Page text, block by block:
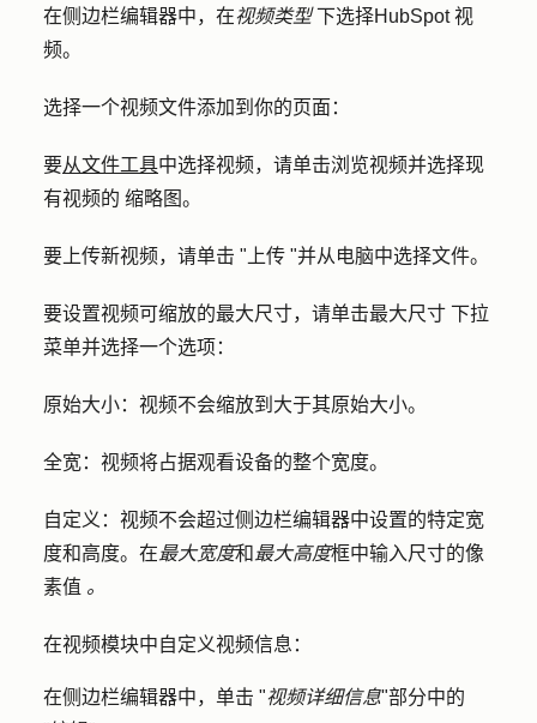
在侧边栏编辑器中，在视频类型下选择HubSpot 视
频。
选择一个视频文件添加到你的页面：
要从文件工具中选择视频，请单击浏览视频并选择现
有视频的 缩略图。
要上传新视频，请单击 " 上传 "并从电脑中选择文件。
要设置视频可缩放的最大尺寸，请单击最大尺寸 下拉
菜单并选择一个选项 ：
原始大小： 视频不会缩放到大于其原始大小。
全宽： 视频将占据观看设备的整个宽度。
自定义： 视频不会超过侧边栏编辑器中设置的特定宽
度和高度。在最大宽度和 最大高度框中输入尺寸的像
素值 。
在视频模块中自定义视频信息：
在侧边栏编辑器中，单击 "视频详细信息"部分中的